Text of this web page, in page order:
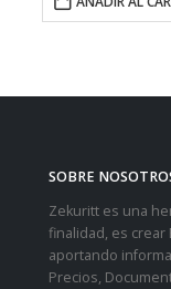
SOBRE
Zekuritt es una
finalidad, es
aportando
Precios,